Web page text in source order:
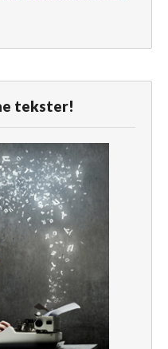
tekster!